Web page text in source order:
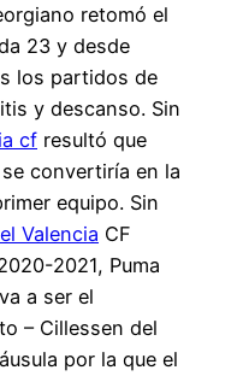
retomó el
23 y desde
los partidos de
y descanso. Sin
cf resultó que
convertiría en la
equipo. Sin
Valencia CF
2021, Puma
a ser el
– Cillessen del
por la que el